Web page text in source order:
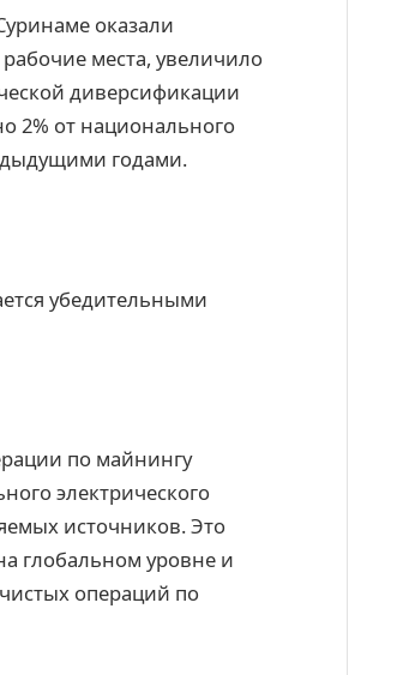
оказали
места, увеличило
диверсификации
2% от национального
годами.
убедительными
по майнингу
электрического
источников. Это
глобальном уровне и
операций по